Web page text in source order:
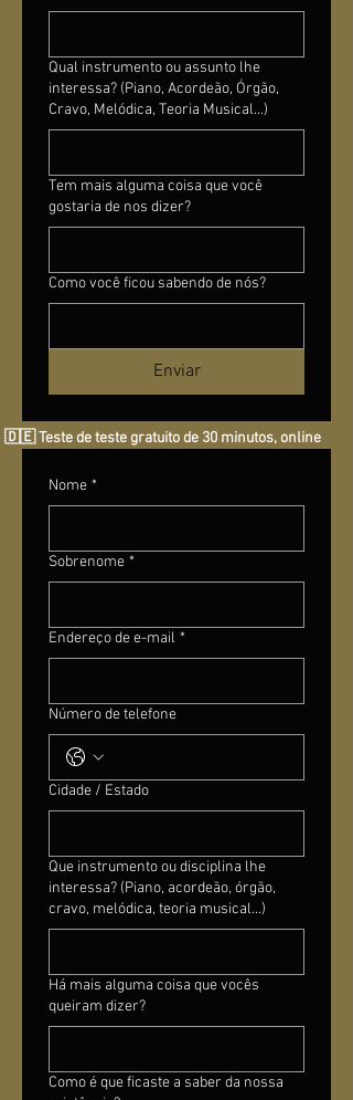
Qual instrumento ou assunto lhe
interessa? (Piano, Acordeão, Órgão,
Cravo, Melódica, Teoria Musical...)
Tem mais alguma coisa que você
gostaria de nos dizer?
Como você ficou sabendo de nós?
Enviar
🇩🇪 Teste de teste gratuito de 30 minutos, online
Nome *
Sobrenome *
Endereço de e-mail *
Número de telefone
Cidade / Estado
Que instrumento ou disciplina lhe
interessa? (Piano, acordeão, órgão,
cravo, melódica, teoria musical...)
Há mais alguma coisa que vocês
queiram dizer?
Como é que ficaste a saber da nossa